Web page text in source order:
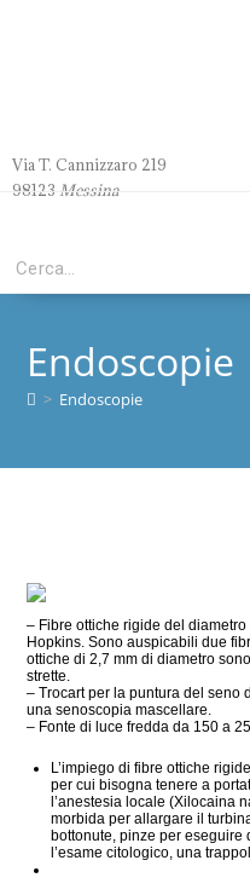
Via T. Cannizzaro 219
98123 Messina
Endoscopie
> Endoscopie
– Fibre ottiche rigide del
Hopkins. Sono auspicabili due
ottiche di 2,7 mm di diametro
strette.
– Trocart per la puntura del seno
una senoscopia mascellare.
– Fonte di luce fredda da 150 a
L’impiego di fibre ottiche
per cui bisogna tenere a
l’anestesia locale (Xilocaina
morbida per allargare il
bottonute, pinze per
l’esame citologico, una